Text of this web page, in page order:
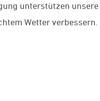
unterstützen unsere
Wetter verbessern.